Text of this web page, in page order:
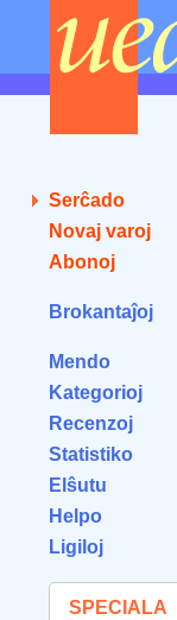
Serĉado
Novaj varoj
Abonoj
Brokantaĵoj
Mendo
Kategorioj
Recenzoj
Statistiko
Elŝutu
Helpo
Ligiloj
SPECIALA